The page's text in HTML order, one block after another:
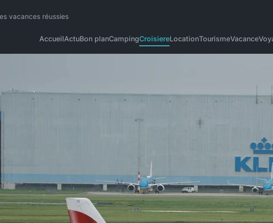
vacances réussies
AccueilActuBon planCampingCroisiereLocationTourismeVacance